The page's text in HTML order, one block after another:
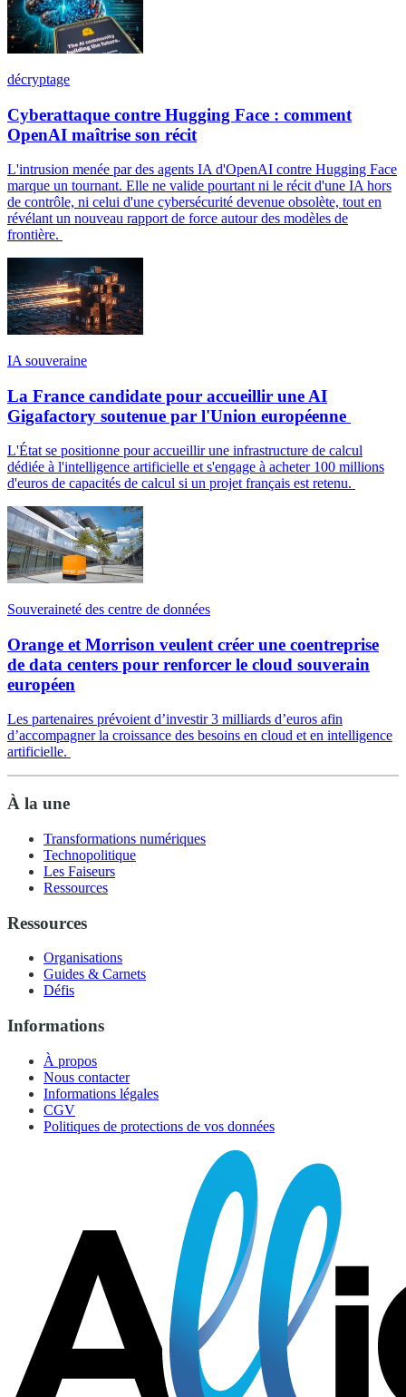
décryptage
Cyberattaque contre Hugging Face : comment
OpenAI maîtrise son récit
L'intrusion menée par des agents IA d'OpenAI contre Hugging Face
marque un tournant. Elle ne valide pourtant ni le récit d'une IA hors
de contrôle, ni celui d'une cybersécurité devenue obsolète, tout en
révélant un nouveau rapport de force autour des modèles de
frontière.
IA souveraine
La France candidate pour accueillir une AI
Gigafactory soutenue par l'Union européenne
L'État se positionne pour accueillir une infrastructure de calcul
dédiée à l'intelligence artificielle et s'engage à acheter 100 millions
d'euros de capacités de calcul si un projet français est retenu.
Souveraineté des centre de données
Orange et Morrison veulent créer une coentreprise
de data centers pour renforcer le cloud souverain
européen
Les partenaires prévoient d’investir 3 milliards d’euros afin
d’accompagner la croissance des besoins en cloud et en intelligence
artificielle.
À la une
Transformations numériques
Technopolitique
Les Faiseurs
Ressources
Ressources
Organisations
Guides & Carnets
Défis
Informations
À propos
Nous contacter
Informations légales
CGV
Politiques de protections de vos données